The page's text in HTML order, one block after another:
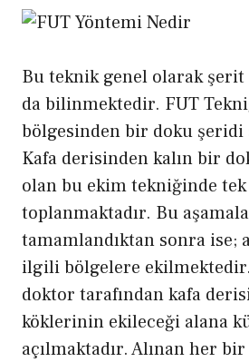
Bu teknik genel olarak
da bilinmektedir. FUT
bölgesinden bir doku şeridi
Kafa derisinden kalın bir
olan bu ekim tekniğinde
toplanmaktadır. Bu
tamamlandıktan sonra ise;
ilgili bölgelere ekilmektedir.
doktor tarafından kafa
köklerinin ekileceği alana
açılmaktadır. Alınan her